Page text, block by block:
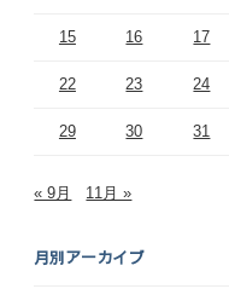
15 16 17
22 23 24
29 30 31
« 9月 11月 »
月別アーカイブ